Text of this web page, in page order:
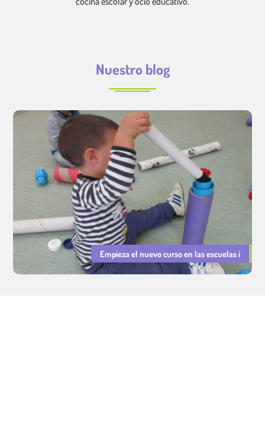
Nuestro blog
Empieza el nuevo curso en las escuelas i